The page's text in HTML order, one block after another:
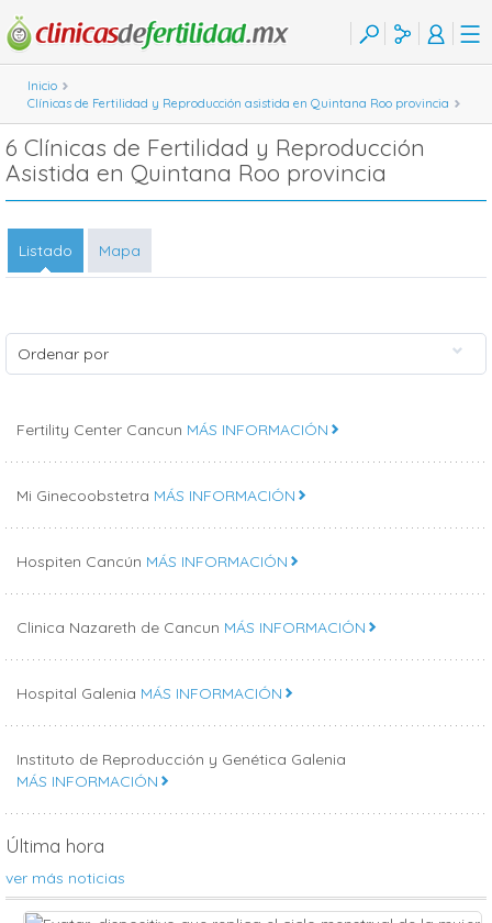
Inicio
Clínicas de Fertilidad y Reproducción asistida en Quintana Roo provincia
6 Clínicas de Fertilidad y Reproducción
Asistida en Quintana Roo provincia
Listado Mapa
Ordenar por
Fertility Center Cancun MÁS INFORMACIÓN
Mi Ginecoobstetra MÁS INFORMACIÓN
Hospiten Cancún MÁS INFORMACIÓN
Clinica Nazareth de Cancun MÁS INFORMACIÓN
Hospital Galenia MÁS INFORMACIÓN
Instituto de Reproducción y Genética Galenia
MÁS INFORMACIÓN
Última hora
ver más noticias